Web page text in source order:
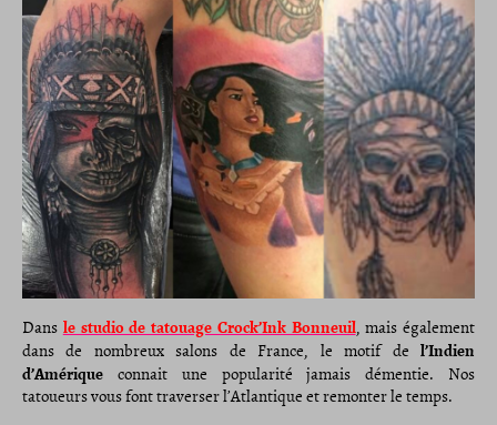
Dans le studio de tatouage Crock’Ink Bonneuil, mais également
dans de nombreux salons de France, le motif de l’Indien
d’Amérique connait une popularité jamais démentie. Nos
tatoueurs vous font traverser l’Atlantique et remonter le temps.